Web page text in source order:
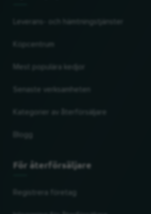
Leverans- och hämtningstjänster
Senaste verksamheten
För återförsäljare